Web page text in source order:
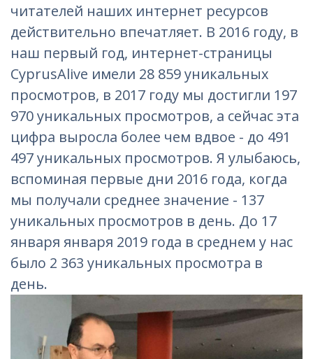
читателей наших интернет ресурсов
действительно впечатляет. В 2016 году, в
наш первый год, интернет-страницы
CyprusAlive имели 28 859 уникальных
просмотров, в 2017 году мы достигли 197
970 уникальных просмотров, а сейчас эта
цифра выросла более чем вдвое - до 491
497 уникальных просмотров. Я улыбаюсь,
вспоминая первые дни 2016 года, когда
мы получали среднее значение - 137
уникальных просмотров в день. До 17
января января 2019 года в среднем у нас
было 2 363 уникальных просмотра в
день.